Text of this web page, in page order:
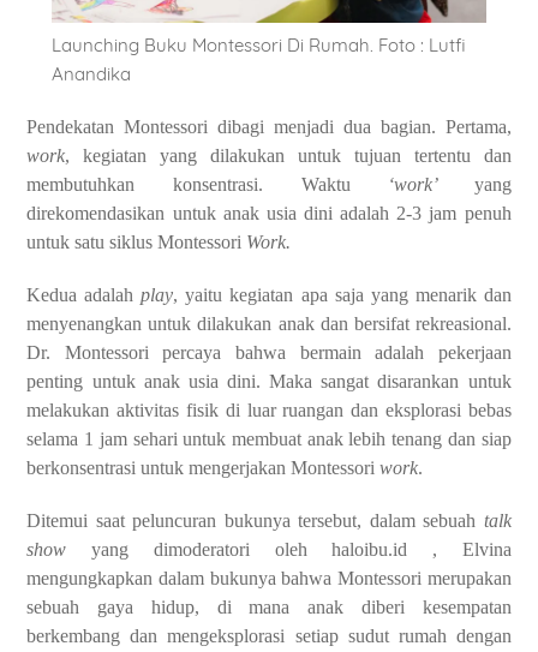
Launching Buku Montessori Di Rumah. Foto : Lutfi
Anandika
Pendekatan Montessori dibagi menjadi dua bagian. Pertama,
work, kegiatan yang dilakukan untuk tujuan tertentu dan
membutuhkan konsentrasi. Waktu
‘work’ yang
direkomendasikan untuk anak usia dini adalah 2-3 jam penuh
untuk satu siklus Montessori Work.
Kedua adalahplay, yaitu kegiatan apa saja yang menarik dan
menyenangkan untuk dilakukan anak dan bersifat rekreasional.
Dr. Montessori percaya bahwa bermain adalah pekerjaan
penting untuk anak usia dini. Maka sangat disarankan untuk
melakukan aktivitas fisik di luar ruangan dan eksplorasi bebas
selama 1 jam sehari untuk membuat anak lebih tenang dan siap
berkonsentrasi untuk mengerjakan Montessoriwork.
Ditemui saat peluncuran bukunya tersebut, dalam sebuah talk
show yang dimoderatori oleh haloibu.id , Elvina
mengungkapkan dalam bukunya bahwa Montessori merupakan
sebuah gaya hidup, di mana anak diberi kesempatan
berkembang dan mengeksplorasi setiap sudut rumah dengan